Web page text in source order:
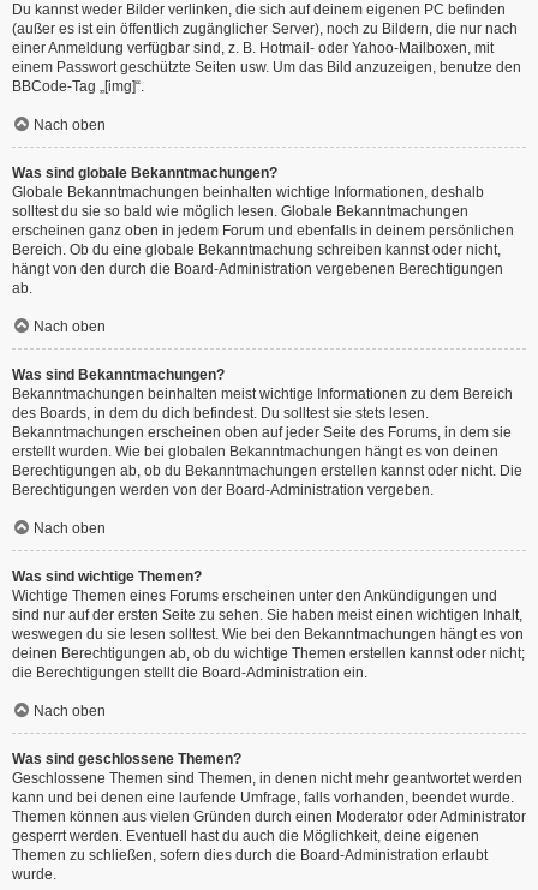
Du kannst weder Bilder verlinken, die sich auf deinem eigenen PC befinden
(außer es ist ein öffentlich zugänglicher Server), noch zu Bildern, die nur nach
einer Anmeldung verfügbar sind, z. B. Hotmail- oder Yahoo-Mailboxen, mit
einem Passwort geschützte Seiten usw. Um das Bild anzuzeigen, benutze den
BBCode-Tag „[img]“.
Nach oben
Was sind globale Bekanntmachungen?
Globale Bekanntmachungen beinhalten wichtige Informationen, deshalb
solltest du sie so bald wie möglich lesen. Globale Bekanntmachungen
erscheinen ganz oben in jedem Forum und ebenfalls in deinem persönlichen
Bereich. Ob du eine globale Bekanntmachung schreiben kannst oder nicht,
hängt von den durch die Board-Administration vergebenen Berechtigungen
ab.
Nach oben
Was sind Bekanntmachungen?
Bekanntmachungen beinhalten meist wichtige Informationen zu dem Bereich
des Boards, in dem du dich befindest. Du solltest sie stets lesen.
Bekanntmachungen erscheinen oben auf jeder Seite des Forums, in dem sie
erstellt wurden. Wie bei globalen Bekanntmachungen hängt es von deinen
Berechtigungen ab, ob du Bekanntmachungen erstellen kannst oder nicht. Die
Berechtigungen werden von der Board-Administration vergeben.
Nach oben
Was sind wichtige Themen?
Wichtige Themen eines Forums erscheinen unter den Ankündigungen und
sind nur auf der ersten Seite zu sehen. Sie haben meist einen wichtigen Inhalt,
weswegen du sie lesen solltest. Wie bei den Bekanntmachungen hängt es von
deinen Berechtigungen ab, ob du wichtige Themen erstellen kannst oder nicht;
die Berechtigungen stellt die Board-Administration ein.
Nach oben
Was sind geschlossene Themen?
Geschlossene Themen sind Themen, in denen nicht mehr geantwortet werden
kann und bei denen eine laufende Umfrage, falls vorhanden, beendet wurde.
Themen können aus vielen Gründen durch einen Moderator oder Administrator
gesperrt werden. Eventuell hast du auch die Möglichkeit, deine eigenen
Themen zu schließen, sofern dies durch die Board-Administration erlaubt
wurde.